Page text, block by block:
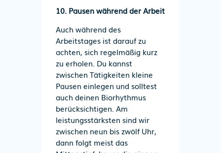
10. Pausen während der Arbeit
Auch während des
Arbeitstages ist darauf zu
achten, sich regelmäßig kurz
zu erholen. Du kannst
zwischen Tätigkeiten kleine
Pausen einlegen und solltest
auch deinen Biorhythmus
berücksichtigen. Am
leistungsstärksten sind wir
zwischen neun bis zwölf Uhr,
dann folgt meist das